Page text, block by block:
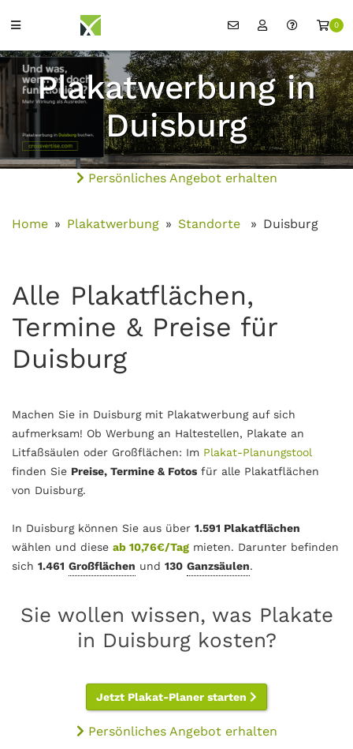
0
Plakatwerbung in
Duisburg
Persönliches Angebot erhalten
Home Plakatwerbung Standorte Duisburg
Alle Plakatflächen,
Termine & Preise für
Duisburg
Machen Sie in Duisburg mit Plakatwerbung auf sich
aufmerksam! Ob Werbung an Haltestellen, Plakate an
Litfaßsäulen oder Großflächen: Im Plakat-Planungstool
finden Sie Preise, Termine & Fotos für alle Plakatflächen
von Duisburg.
In Duisburg können Sie aus über 1.591 Plakatflächen
wählen und diese ab 10,76€/Tag mieten. Darunter befinden
sich 1.461 Großflächen und 130 Ganzsäulen.
Sie wollen wissen, was Plakate
in Duisburg kosten?
Jetzt Plakat-Planer starten
Persönliches Angebot erhalten